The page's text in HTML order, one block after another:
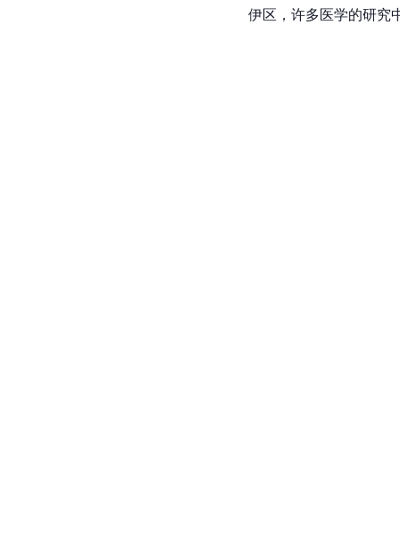
伊区，许多医学的研究